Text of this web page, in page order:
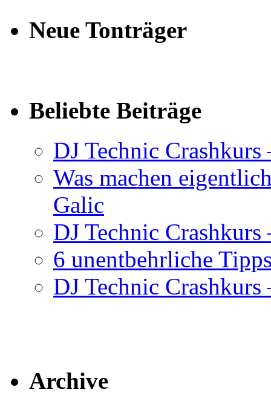
Neue Tonträger
Beliebte Beiträge
DJ Technic
Was machen
Galic
DJ Technic
6 unentbehrliche
DJ Technic
Archive